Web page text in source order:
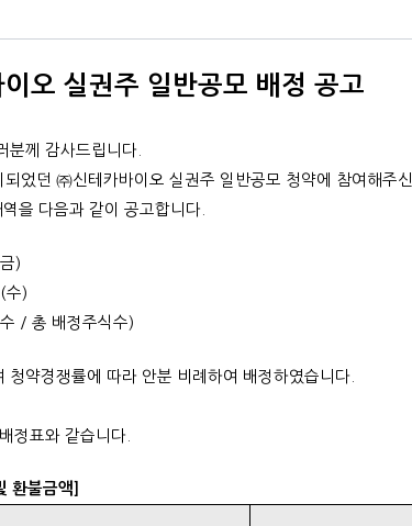
오 실권주 일반공모 배정 공고
분께 감사드립니다.
었던 ㈜신테카바이오 실권주 일반공모 청약에 참여해주신
을 다음과 같이 공고합니다.
)
수)
/ 총 배정주식수)
약경쟁률에 따라 안분 비례하여 배정하였습니다.
정표와 같습니다.
환불금액]